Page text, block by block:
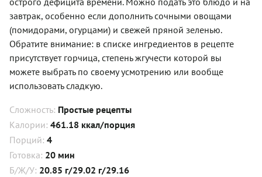
завтрак, особенно если дополнить сочными овощами
(помидорами, огурцами) и свежей пряной зеленью.
Обратите внимание: в списке ингредиентов в рецепте
присутствует горчица, степень жгучести которой вы
можете выбрать по своему усмотрению или вообще
использовать сладкую.
Сложность: Простые рецепты
Калории: 461.18 ккал/порция
Порций: 4
Готовка: 20 мин
Б/Ж/У: 20.85 г/29.02 г/29.16